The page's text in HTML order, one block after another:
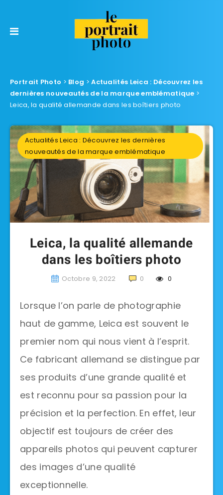
Portrait Photo > Blog >Actualités Leica : Découvrez les
dernières nouveautés de la marque emblématique >
Leica, la qualité allemande dans les boîtiers photo
Actualités Leica : Découvrez les dernières
nouveautés de la marque emblématique
Leica, la qualité allemande
dans les boîtiers photo
Octobre 9, 2022 0 0
Lorsque l’on parle de photographie
haut de gamme, Leica est souvent le
premier nom qui nous vient à l’esprit.
Ce fabricant allemand se distingue par
ses produits d’une grande qualité et
est reconnu pour sa passion pour la
précision et la perfection. En effet, leur
objectif est toujours de créer des
appareils photos qui peuvent capturer
des images d’une qualité
exceptionnelle.